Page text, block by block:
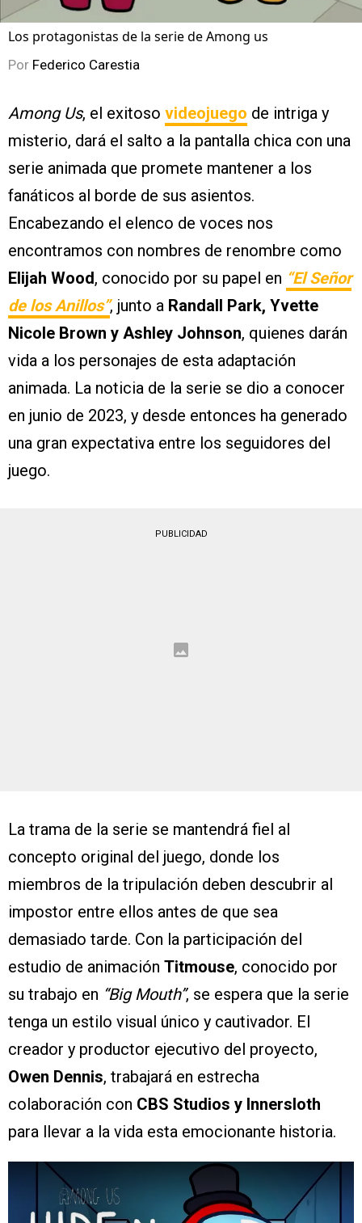
Los protagonistas de la serie de Among us
Por Federico Carestia
Among Us, el exitoso videojuego de intriga y
misterio, dará el salto a la pantalla chica con una
serie animada que promete mantener a los
fanáticos al borde de sus asientos.
Encabezando el elenco de voces nos
encontramos con nombres de renombre como
Elijah Wood, conocido por su papel en “El Señor
de los Anillos”, junto a Randall Park, Yvette
Nicole Brown y Ashley Johnson, quienes darán
vida a los personajes de esta adaptación
animada. La noticia de la serie se dio a conocer
en junio de 2023, y desde entonces ha generado
una gran expectativa entre los seguidores del
juego.
PUBLICIDAD
La trama de la serie se mantendrá fiel al
concepto original del juego, donde los
miembros de la tripulación deben descubrir al
impostor entre ellos antes de que sea
demasiado tarde. Con la participación del
estudio de animación Titmouse, conocido por
su trabajo en “Big Mouth”, se espera que la serie
tenga un estilo visual único y cautivador. El
creador y productor ejecutivo del proyecto,
Owen Dennis, trabajará en estrecha
colaboración con CBS Studios y Innersloth
para llevar a la vida esta emocionante historia.